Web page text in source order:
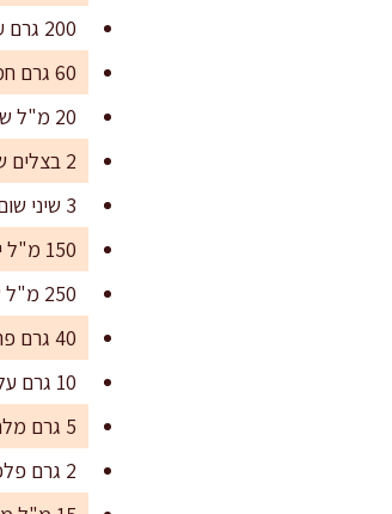
200 גרם ערמונים קלופים ומבושלים (בוואקום), שבורים גס
60 גרם חמאה
20 מ"ל שמן זית
2 בצלים שאלוט או בצל קטן (כ-120 גרם), קצוצים דק
3 שיני שום (כ-15 גרם), פרוסות דק
150 מ"ל יין לבן יבש
250 מ"ל שמנת מתוקה 38%
40 גרם פרמזן מגוררת דק, ועוד להגשה
10 גרם עלי טימין טריים (או 3 גרם מיובש)
5 גרם מלח דק (ולפי הטעם)
2 גרם פלפל שחור גרוס טרי